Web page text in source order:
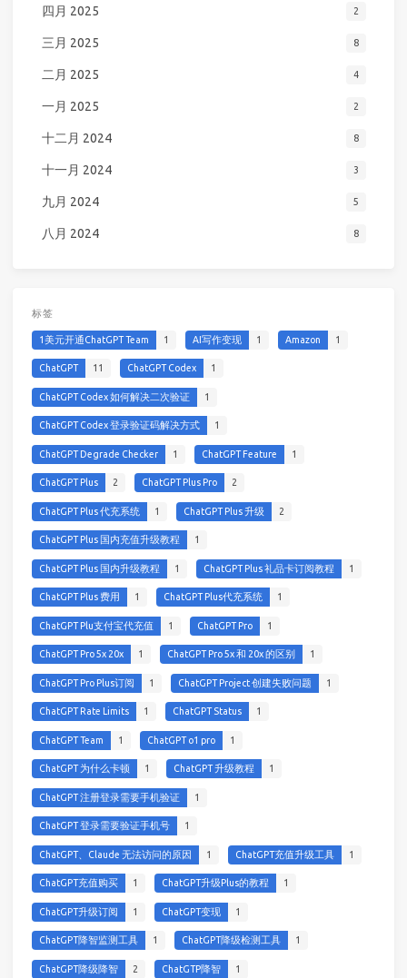
四月 2025 2
三月 2025 8
二月 2025 4
一月 2025 2
十二月 2024 8
十一月 2024 3
九月 2024 5
八月 2024 8
标签
1美元开通ChatGPT Team 1 AI写作变现 1 Amazon 1
ChatGPT 11 ChatGPT Codex 1
ChatGPT Codex 如何解决二次验证 1
ChatGPT Codex 登录验证码解决方式 1
ChatGPT Degrade Checker 1 ChatGPT Feature 1
ChatGPT Plus 2 ChatGPT Plus Pro 2
ChatGPT Plus 代充系统 1 ChatGPT Plus 升级 2
ChatGPT Plus 国内充值升级教程 1
ChatGPT Plus 国内升级教程 1 ChatGPT Plus 礼品卡订阅教程 1
ChatGPT Plus 费用 1 ChatGPT Plus代充系统 1
ChatGPT Plu支付宝代充值 1 ChatGPT Pro 1
ChatGPT Pro 5x 20x 1 ChatGPT Pro 5x 和 20x 的区别 1
ChatGPT Pro Plus订阅 1 ChatGPT Project 创建失败问题 1
ChatGPT Rate Limits 1 ChatGPT Status 1
ChatGPT Team 1 ChatGPT o1 pro 1
ChatGPT 为什么卡顿 1 ChatGPT 升级教程 1
ChatGPT 注册登录需要手机验证 1
ChatGPT 登录需要验证手机号 1
ChatGPT、Claude 无法访问的原因 1 ChatGPT充值升级工具 1
ChatGPT充值购买 1 ChatGPT升级Plus的教程 1
ChatGPT升级订阅 1 ChatGPT变现 1
ChatGPT降智监测工具 1 ChatGPT降级检测工具 1
ChatGPT降级降智 2 ChatGTP降智 1